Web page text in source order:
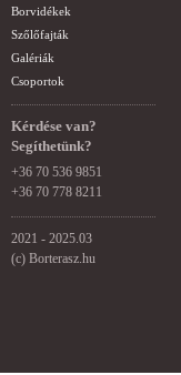
Borvidékek
Szőlőfajták
Galériák
Csoportok
Kérdése van?
Segíthetünk?
+36 70 536 9851
+36 70 778 8211
2021 - 2025.03
(c) Borterasz.hu